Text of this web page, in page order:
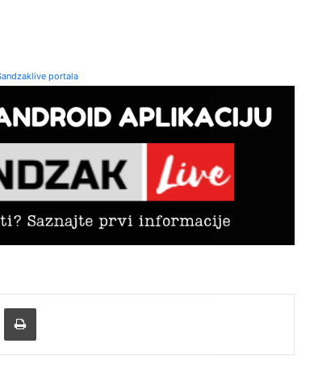
portala
preko E-Maila Printaj